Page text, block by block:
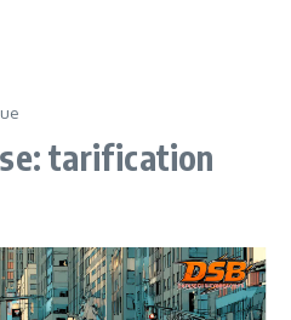
tarification